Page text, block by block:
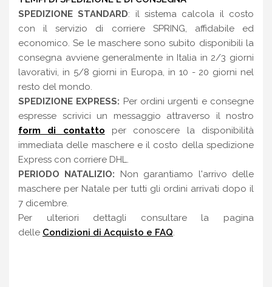
SPEDIZIONE STANDARD: il sistema calcola il costo
con il servizio di corriere SPRING, affidabile ed
economico. Se le maschere sono subito disponibili la
consegna avviene generalmente in Italia in 2/3 giorni
lavorativi, in 5/8 giorni in Europa, in 10 - 20 giorni nel
resto del mondo.
SPEDIZIONE EXPRESS: Per ordini urgenti e consegne
espresse scrivici un messaggio attraverso il nostro
form di contatto per conoscere la disponibilità
immediata delle maschere e il costo della spedizione
Express con corriere DHL.
PERIODO NATALIZIO: Non garantiamo l'arrivo delle
maschere per Natale per tutti gli ordini arrivati dopo il
7 dicembre.
Per ulteriori dettagli consultare la pagina
delle Condizioni di Acquisto e FAQ.